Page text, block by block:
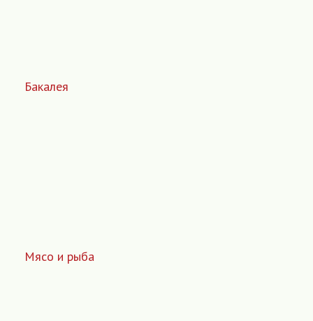
Бакалея
Мясо и рыба